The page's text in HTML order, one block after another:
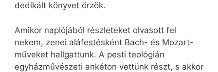
dedikált könyvet őrzök.
Amikor naplójából részleteket olvasott fel
nekem, zenei aláfestésként Bach- és Mozart-
műveket hallgattunk. A pesti teológián
egyházművészeti ankéton vettünk részt, s akkor